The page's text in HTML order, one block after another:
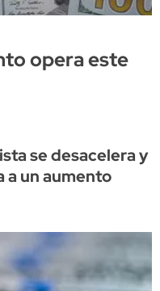
opera este
se desacelera y
a un aumento